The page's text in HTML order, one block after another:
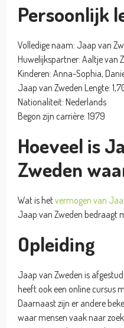
Persoonlijk
Volledige naam: Jaap van
Huwelijkspartner: Aaltje van
Kinderen: Anna-Sophia,
Jaap van Zweden Lengte:
Nationaliteit: Nederlands
Begon zijn carrière: 1979
Hoeveel is
Zweden
Wat is hetvermogen van
Jaap van Zweden bedraagt
Opleiding
Jaap van Zweden is
heeft ook een online cursus
Daarnaast zijn er andere
waar mensen vaak naar